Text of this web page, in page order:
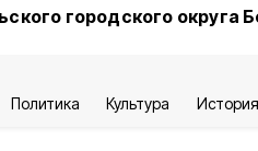
городского округа
Политика Культура История